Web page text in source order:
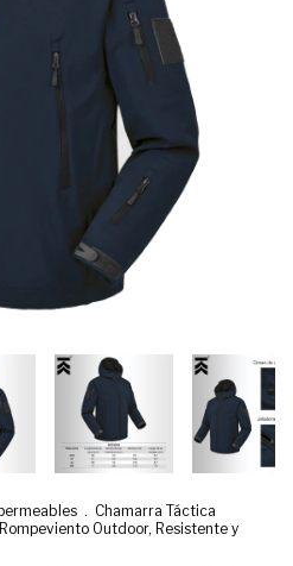
. Chamarra Táctica
Outdoor, Resistente y